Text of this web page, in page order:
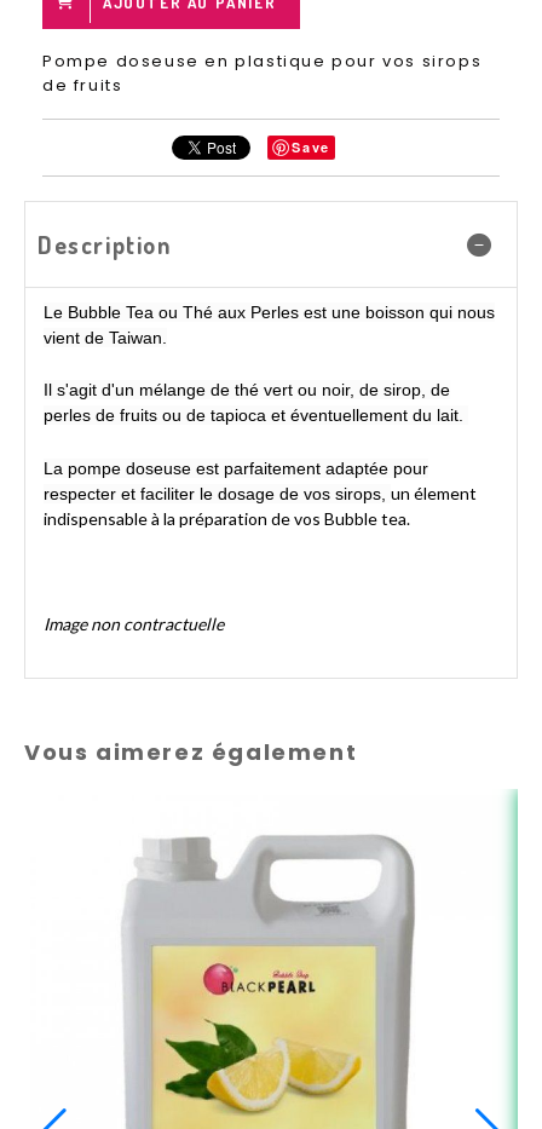
Pompe doseuse en plastique pour vos sirops
de fruits
Save
Description
Le Bubble Tea ou Thé aux Perles est une boisson qui nous
vient de Taiwan.
Il s'agit d'un mélange de thé vert ou noir, de sirop, de
perles de fruits ou de tapioca et éventuellement du lait.
La pompe doseuse est parfaitement adaptée pour
respecter et faciliter le dosage de vos sirops, un élement
indispensable à la préparation de vos Bubble tea.
Image non contractuelle
Vous aimerez également